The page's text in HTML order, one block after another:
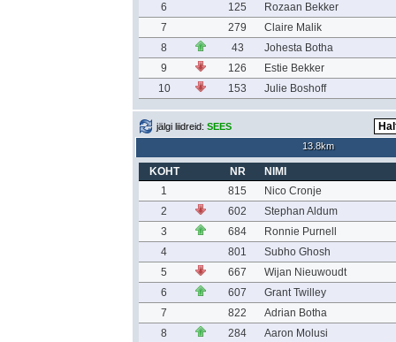
6
125
Rozaan Bekker
7
279
Claire Malik
8
43
Johesta Botha
9
126
Estie Bekker
10
153 Julie Boshoff
jälgi liidreid: SEES
13.8km
KOHT NR
NIMI
1
815
Nico Cronje
2
602
Stephan Aldum
3
684
Ronnie Purnell
4
801
Subho Ghosh
5
667
Wijan Nieuwoudt
6
607
Grant Twilley
7
822
Adrian Botha
8
284
Aaron Molusi